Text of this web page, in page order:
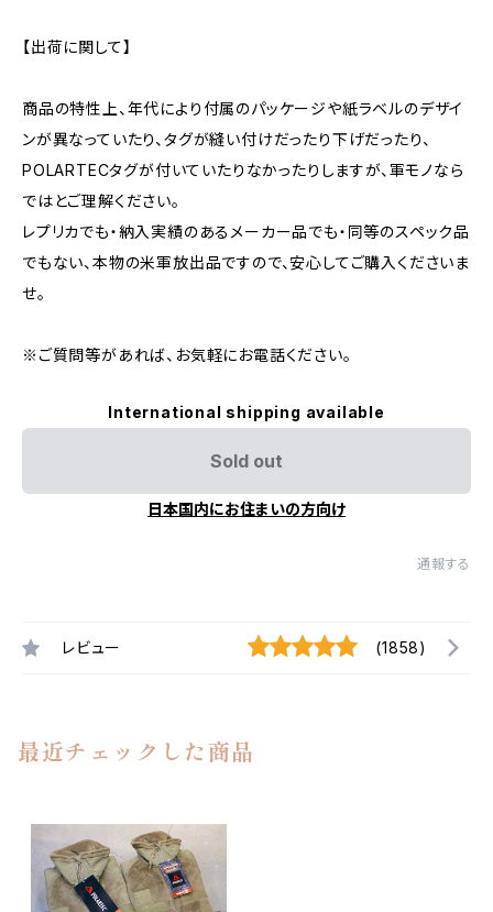
【出荷に関して】
商品の特性上、年代により付属のパッケージや紙ラベルのデザイ
ンが異なっていたり、タグが縫い付けだったり下げだったり、
POLARTECタグが付いていたりなかったりしますが、軍モノなら
ではとご理解ください。
レプリカでも・納入実績のあるメーカー品でも・同等のスペック品
でもない、本物の米軍放出品ですので、安心してご購入くださいま
せ。
※ご質問等があれば、お気軽にお電話ください。
International shipping available
Sold out
日本国内にお住まいの方向け
通報する
レビュー (1858)
最近チェックした商品